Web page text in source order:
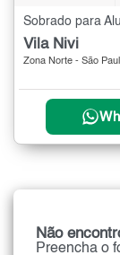
Sobrado para
Vila Nivi
Zona Norte - São
Não
Preencha o